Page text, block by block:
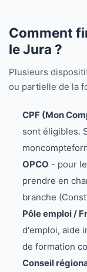
Comment
le Jura ?
Plusieurs
ou partielle de la
CPF (Mon
sont éligibles.
OPCO - pour
prendre en
branche
Pôle emploi /
d'emploi, aide
de formation
Conseil